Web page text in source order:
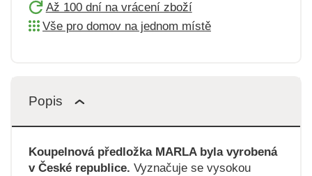
Až 100 dní na vrácení zboží
Vše pro domov na jednom místě
Popis
Koupelnová předložka MARLA byla vyrobená
v České republice. Vyznačuje se vysokou